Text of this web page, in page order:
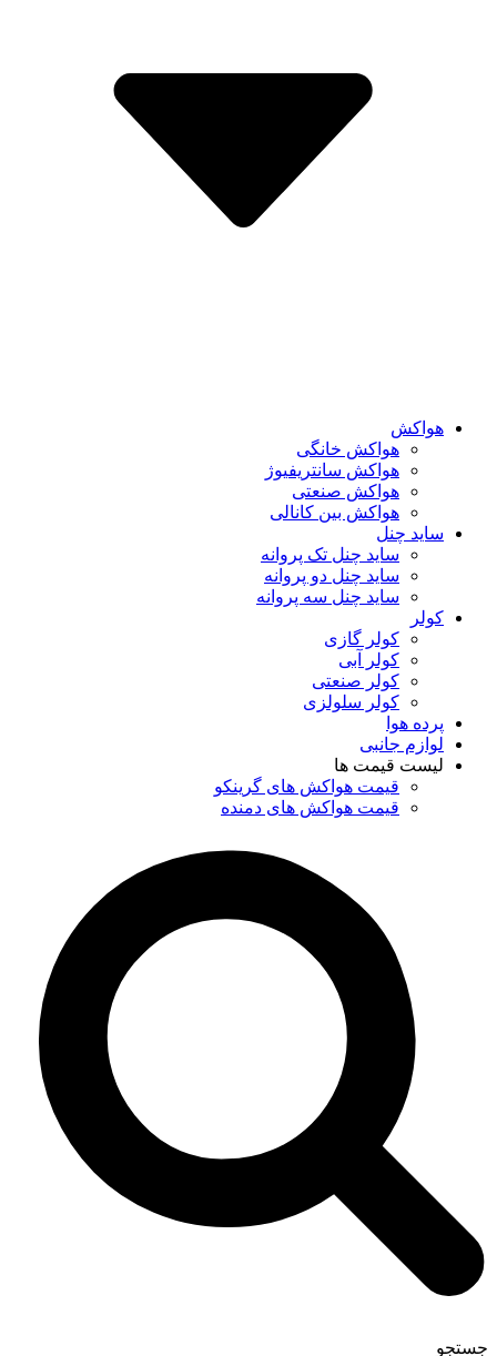
هواکش
هواکش خانگی
هواکش سانتریفیوژ
هواکش صنعتی
هواکش بین کانالی
ساید چنل
ساید چنل تک پروانه
ساید چنل دو پروانه
ساید چنل سه پروانه
کولر
کولر گازی
کولر آبی
کولر صنعتی
کولر سلولزی
پرده هوا
لوازم جانبی
لیست قیمت ها
قیمت هواکش های گرینکو
قیمت هواکش های دمنده
جستجو